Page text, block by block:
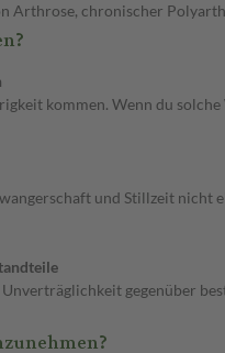
Arthrose, chronischer
kommen. Wenn du
und Stillzeit
gegenüber